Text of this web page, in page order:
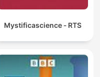
Mystificascience ‐ RTS